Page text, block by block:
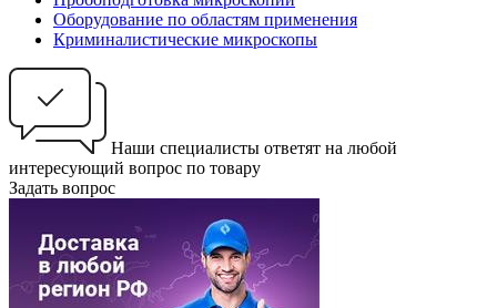
Оборудование по областям применения
Криминалистические микроскопы
Наши специалисты ответят на любой
интересующий вопрос по товару
Задать вопрос